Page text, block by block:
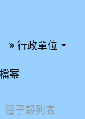
行政單位
案
電子報列表